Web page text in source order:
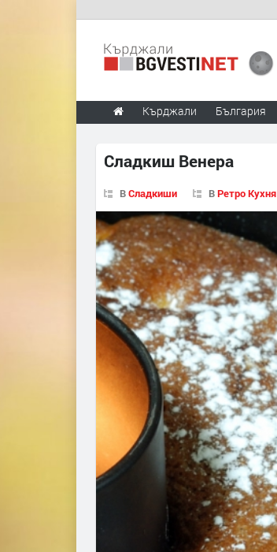
Кърджали България
Сладкиш Венера
ВСладкиши ВРетро Кухня